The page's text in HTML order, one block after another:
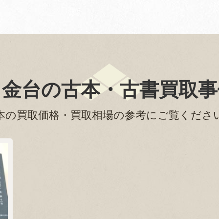
台の古本・古書買取
の買取価格・買取相場の参考にご覧くださ